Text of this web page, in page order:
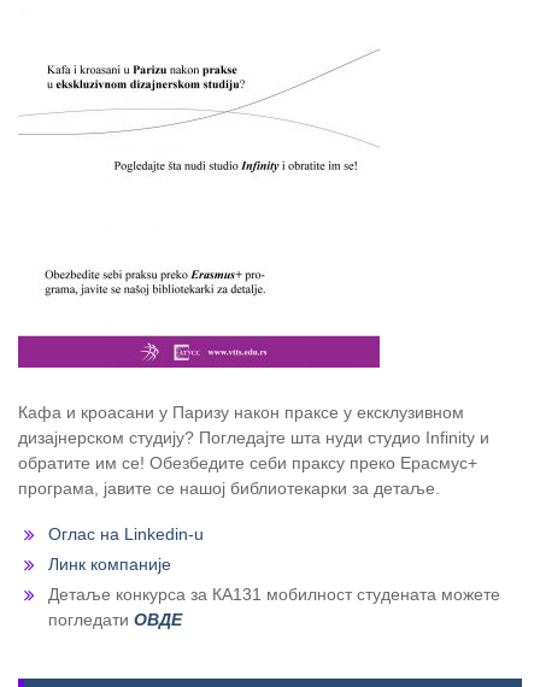
Кафа и кроасани у Паризу након праксе у ексклузивном
дизајнерском студију? Погледајте шта нуди студио Infinity и
обратите им се! Обезбедите себи праксу преко Ерасмус+
програма, јавите се нашој библиотекарки за детаље.
Оглас на Linkedin-u
Линк компаније
Детаље конкурса за КА131 мобилност студената можете
погледати ОВДЕ